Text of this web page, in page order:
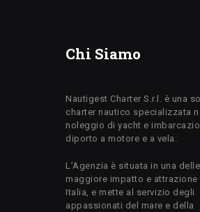
Chi Siamo
Nautigest Charter S.r.l. è una
charter nautico specializzata
noleggio di yacht e
diporto a motore e a vela.
L’Agenzia è situata in una
maggiore impatto e attrazione
Italia, e mette al servizio degli
appassionati del mare e della